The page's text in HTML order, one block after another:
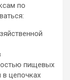
по
пищевых
в цепочках